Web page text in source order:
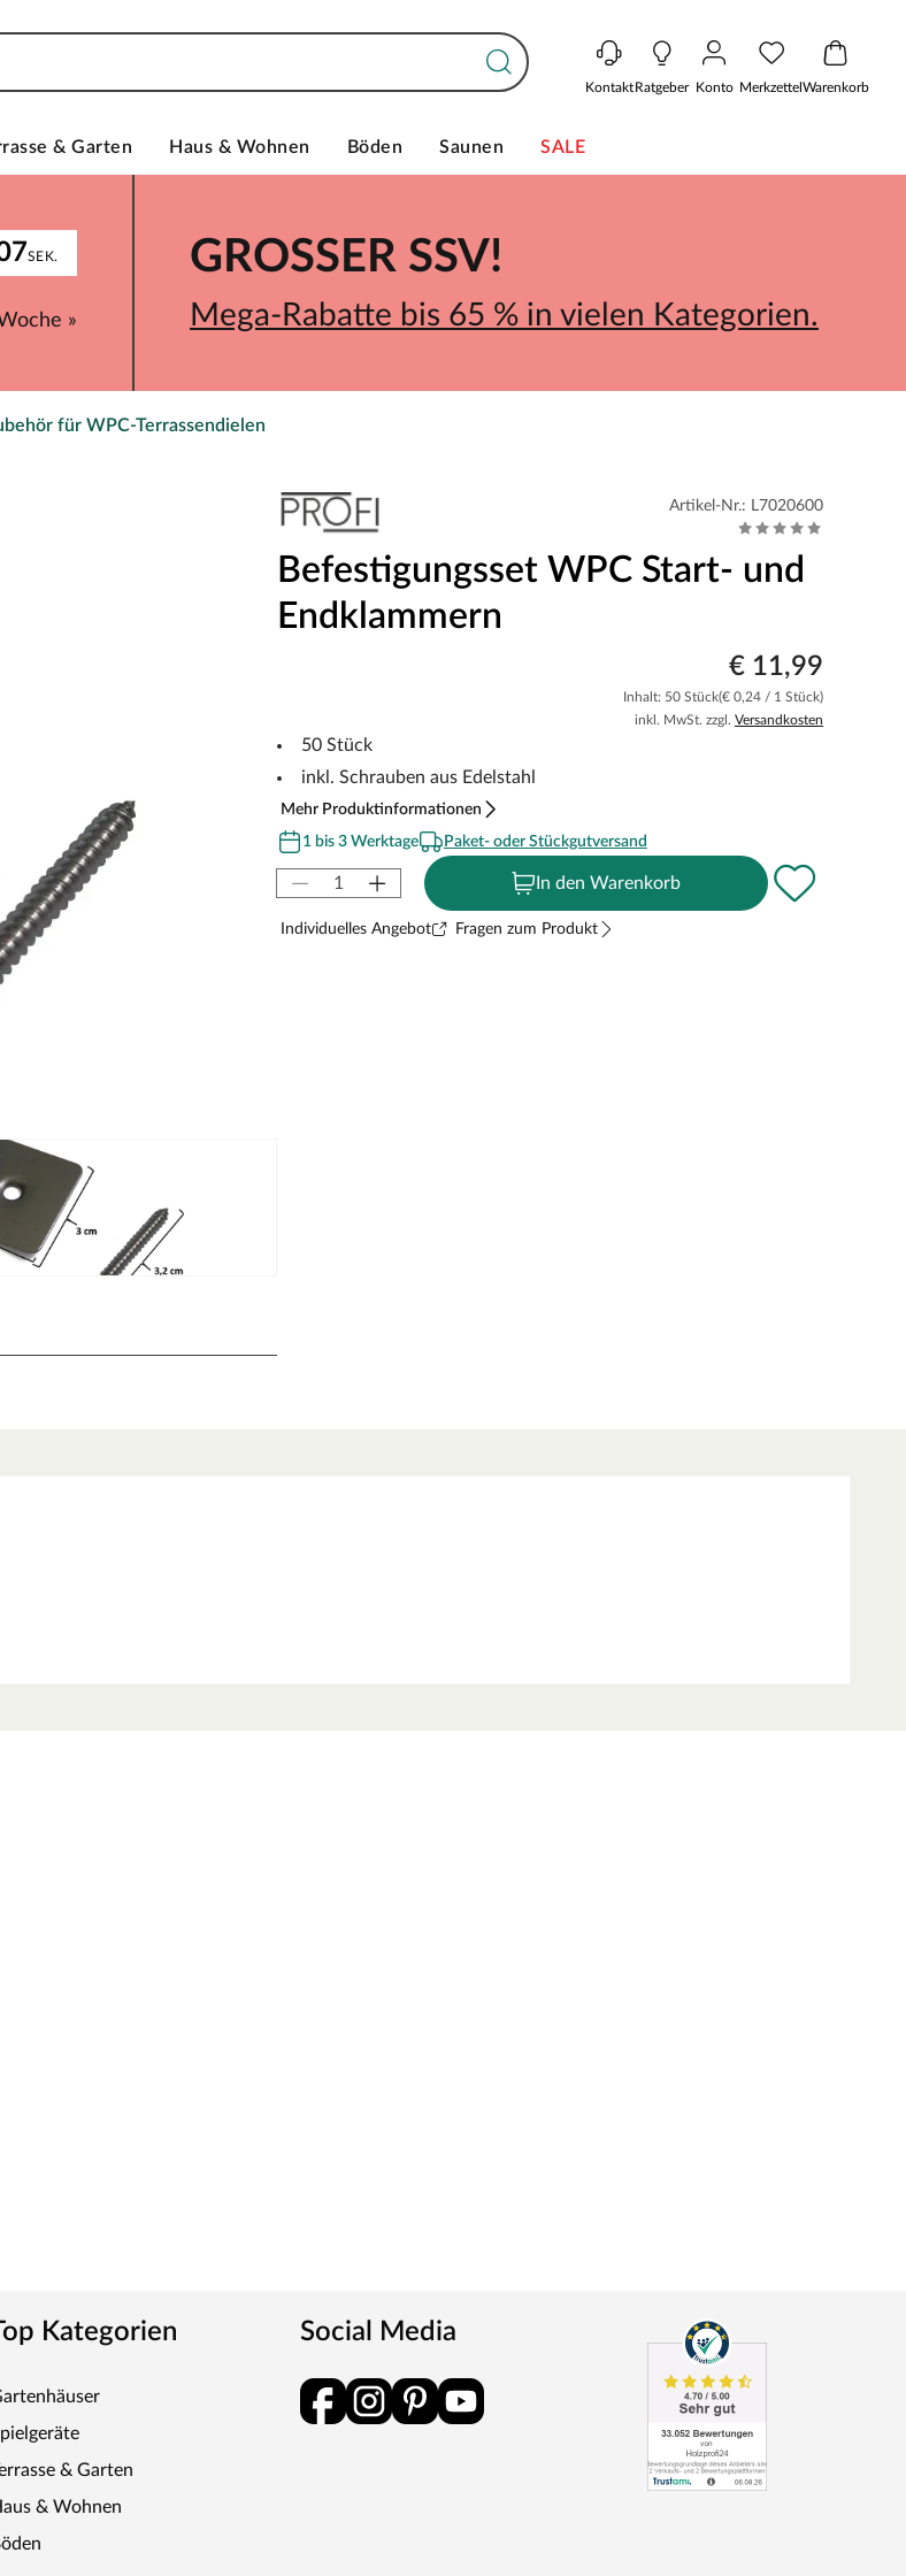
KontaktRatgeber Konto MerkzettelWarenkorb
& Garten Haus & Wohnen Böden Saunen SALE
SEK.
»
GROSSER SSV!
Mega-Rabatte bis 65 % in vielen Kategorien.
für WPC-Terrassendielen
Artikel-Nr.: L7020600
Befestigungsset WPC Start- und
Endklammern
€ 11,99
Inhalt: 50 Stück(€ 0,24 / 1 Stück)
inkl. MwSt. zzgl. Versandkosten
50 Stück
inkl. Schrauben aus Edelstahl
Mehr Produktinformationen
1 bis 3 Werktage
Paket- oder Stückgutversand
In den Warenkorb
Individuelles Angebot Fragen zum Produkt
Kategorien
& Garten
& Wohnen
Social Media